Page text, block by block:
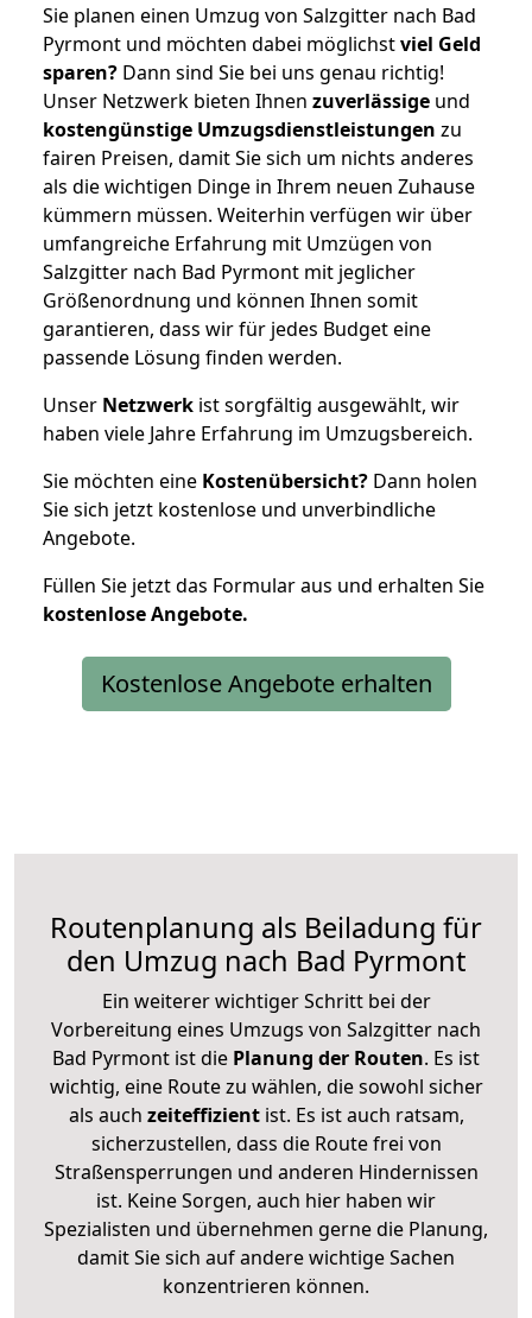
Sie planen einen Umzug von Salzgitter nach Bad
Pyrmont und möchten dabei möglichstviel Geld
sparen? Dann sind Sie bei uns genau richtig!
Unser Netzwerk bieten Ihnen zuverlässige und
kostengünstige Umzugsdienstleistungen zu
fairen Preisen, damit Sie sich um nichts anderes
als die wichtigen Dinge in Ihrem neuen Zuhause
kümmern müssen. Weiterhin verfügen wir über
umfangreiche Erfahrung mit Umzügen von
Salzgitter nach Bad Pyrmont mit jeglicher
Größenordnung und können Ihnen somit
garantieren, dass wir für jedes Budget eine
passende Lösung finden werden.
Unser Netzwerk ist sorgfältig ausgewählt, wir
haben viele Jahre Erfahrung im Umzugsbereich.
Sie möchten eine Kostenübersicht? Dann holen
Sie sich jetzt kostenlose und unverbindliche
Angebote.
Füllen Sie jetzt das Formular aus und erhalten Sie
kostenloseAngebote.
Kostenlose Angebote erhalten
Routenplanung als Beiladung für
den Umzug nach Bad Pyrmont
Ein weiterer wichtiger Schritt bei der
Vorbereitung eines Umzugs von Salzgitter nach
Bad Pyrmont ist die Planung der Routen. Es ist
wichtig, eine Route zu wählen, die sowohl sicher
als auch zeiteffizientist. Es ist auch ratsam,
sicherzustellen, dass die Route frei von
Straßensperrungen und anderen Hindernissen
ist. Keine Sorgen, auch hier haben wir
Spezialisten und übernehmen gerne die Planung,
damit Sie sich auf andere wichtige Sachen
konzentrieren können.